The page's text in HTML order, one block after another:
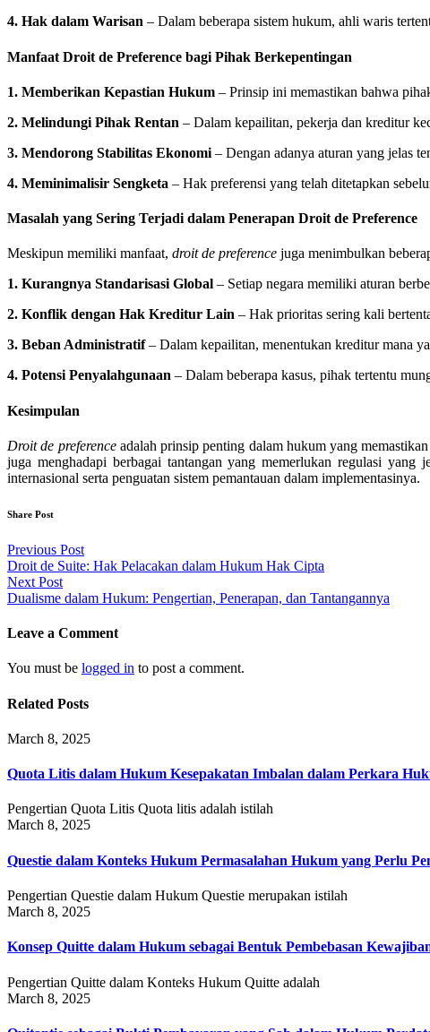
4. Hak dalam Warisan – Dalam beberapa sistem hukum, ahli waris
Manfaat Droit de Preference bagi Pihak Berkepentingan
1. Memberikan Kepastian Hukum – Prinsip ini memastikan bahwa
2. Melindungi Pihak Rentan – Dalam kepailitan, pekerja dan kreditur
3. Mendorong Stabilitas Ekonomi – Dengan adanya aturan yang jelas
4. Meminimalisir Sengketa – Hak preferensi yang telah ditetapkan
Masalah yang Sering Terjadi dalam Penerapan Droit de Preference
Meskipun memiliki manfaat, droit de preference juga menimbulkan
1. Kurangnya Standarisasi Global – Setiap negara memiliki aturan
2. Konflik dengan Hak Kreditur Lain – Hak prioritas sering kali
3. Beban Administratif– Dalam kepailitan, menentukan kreditur mana
4. Potensi Penyalahgunaan – Dalam beberapa kasus, pihak tertentu
Kesimpulan
Droit de preferenceadalah prinsip penting dalam hukum yang
juga menghadapi berbagai tantangan yang memerlukan regulasi
internasional serta penguatan sistem pemantauan dalam implementasinya.
Share Post
Post
navigation
Previous Post
Droit de Suite: Hak Pelacakan dalam Hukum Hak Cipta
Next Post
Dualisme dalam Hukum: Pengertian, Penerapan, dan Tantangannya
Leave a Comment
You must be logged in to post a comment.
Related Posts
March 8, 2025
Quota Litis dalam Hukum Kesepakatan Imbalan dalam Perkara
Pengertian Quota Litis Quota litis adalah istilah
March 8, 2025
Questie dalam Konteks Hukum Permasalahan Hukum yang Perlu
Pengertian Questie dalam Hukum Questie merupakan istilah
March 8, 2025
Konsep Quitte dalam Hukum sebagai Bentuk Pembebasan
Pengertian Quitte dalam Konteks Hukum Quitte adalah
March 8, 2025